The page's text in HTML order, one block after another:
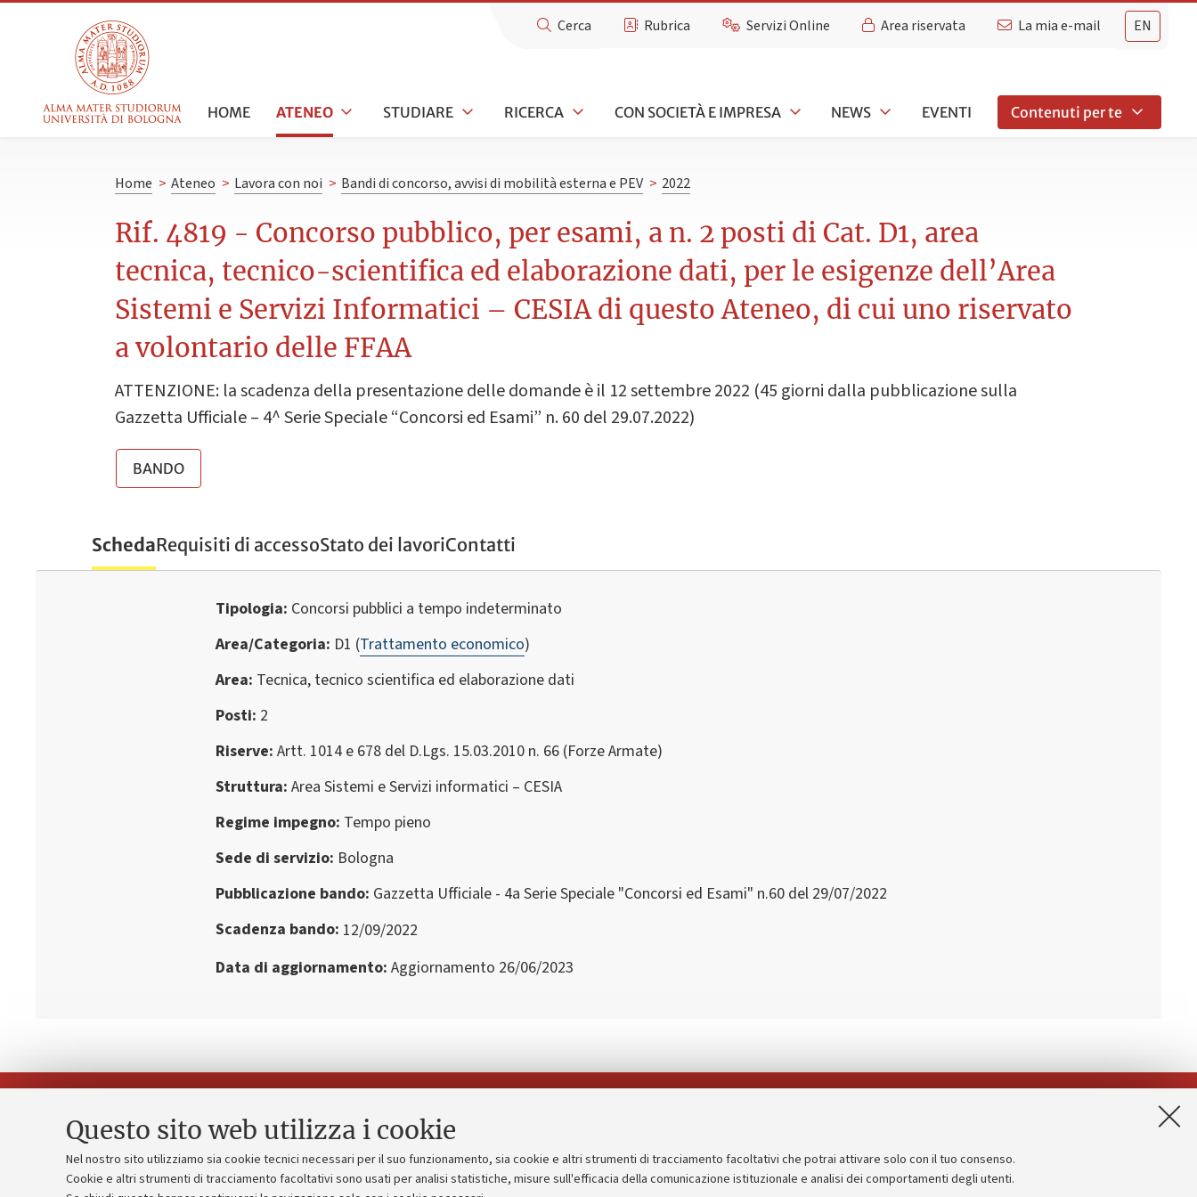
Questo sito web utilizza i cookie
Nel nostro sito utilizziamo sia cookie tecnici necessari per il suo funzionamento, sia cookie e altri strumenti di tracciamento facoltativi che potrai attivare solo con il tuo consenso.
Cookie e altri strumenti di tracciamento facoltativi sono usati per analisi statistiche, misure sull'efficacia della comunicazione istituzionale e analisi dei comportamenti degli utenti.
EN
Cerca Rubrica Servizi Online Area riservata La mia e-mail
HOME ATENEO STUDIARE RICERCA CON SOCIETÀ E IMPRESA NEWS EVENTI Contenuti per te
Home > Ateneo > Lavora con noi > Bandi di concorso, avvisi di mobilità esterna e PEV > 2022
Rif. 4819 - Concorso pubblico, per esami, a n. 2 posti di Cat. D1, area
tecnica, tecnico-scientifica ed elaborazione dati, per le esigenze dell’Area
Sistemi e Servizi Informatici – CESIA di questo Ateneo, di cui uno riservato
a volontario delle FFAA
ATTENZIONE: la scadenza della presentazione delle domande è il 12 settembre 2022 (45 giorni dalla pubblicazione sulla
Gazzetta Ufficiale – 4^ Serie Speciale “Concorsi ed Esami” n. 60 del 29.07.2022)
BANDO
SchedaRequisiti di accessoStato dei lavoriContatti
Tipologia Concorsi pubblici a tempo indeterminato
Area/Categoria D1 (Trattamento economico)
Area Tecnica, tecnico scientifica ed elaborazione dati
Posti 2
Riserve Artt. 1014 e 678 del D.Lgs. 15.03.2010 n. 66 (Forze Armate)
Struttura Area Sistemi e Servizi informatici – CESIA
Regime impegno Tempo pieno
Sede di servizio Bologna
Pubblicazione bando Gazzetta Ufficiale - 4a Serie Speciale "Concorsi ed Esami" n.60 del 29/07/2022
Scadenza bando 12/09/2022
Data di aggiornamento Aggiornamento 26/06/2023
Contatti e PEC Piano strategico Bandi, gare e concorsi Informazioni sul sito e accessibilità